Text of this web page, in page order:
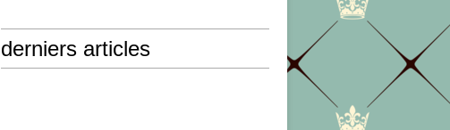
derniers articles